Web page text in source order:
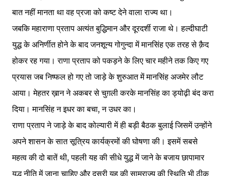
बात नहीं मानता था वह प्रजा को कष्ट देने वाला राज्य था।
जबकि महाराणा प्रताप अत्यंत बुद्धिमान और दूरदर्शी राजा थे। हल्दीघाटी
युद्ध के अनिर्णीत होने के बाद जनशून्य गोगुन्दा में मानसिंह एक तरह से क़ैद
होकर रह गया। राणा प्रताप को पकड़ने के लिए चार महीने तक किए गए
प्रयास जब निष्फल हो गए तो जाड़े के शुरुआत में मानसिंह अजमेर लौट
आया। मेहतर ख़ान ने अकबर से चुग़ली करके मानसिंह का ड्योढ़ी बंद करा
दिया। मानसिंह न इधर का बचा, न उधर का।
राणा प्रताप ने जाड़े के बाद कोल्यारी में ही बड़ी बैठक बुलाई जिसमें उन्होंने
अपने शासन के सात सूत्रिय कार्यक्रमों की घोषणा की। इसमें सबसे
महत्व की दो बातें थी, पहली यह की सीधे युद्ध में जाने के बजाय छापामार
युद्ध नीति में जाना चाहिए और दूसरी यह की साम्राज्य की स्थिति भी ठीक